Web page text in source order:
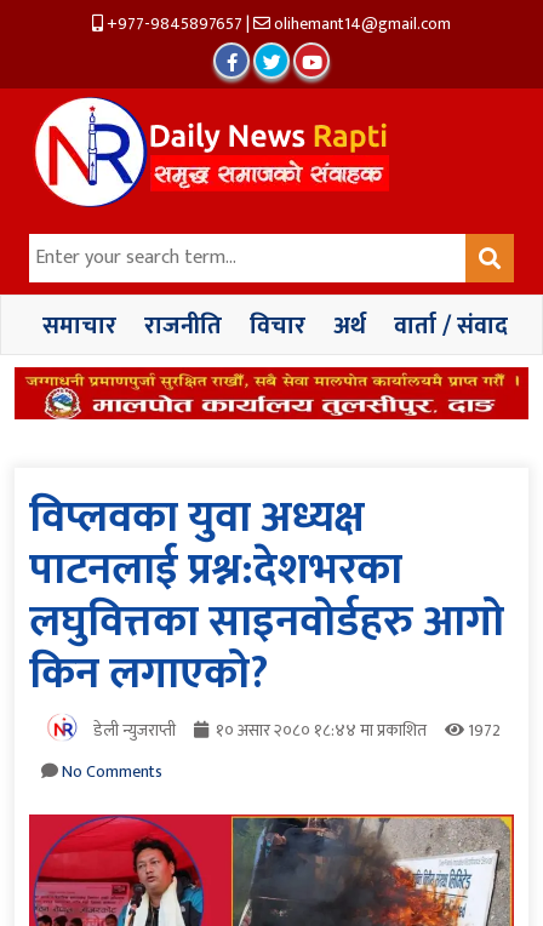
+977-9845897657| olihemant14@gmail.com
समाचार राजनीति विचार अर्थ वार्ता / संवाद
विप्लवका युवा अध्यक्ष
पाटनलाई प्रश्न:देशभरका
लघुवित्तका साइनवोर्डहरु आगो
किन लगाएको?
डेली न्युजराप्ती १० असार २०८० १८:४४ मा प्रकाशित
1972
No Comments